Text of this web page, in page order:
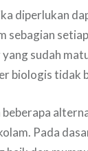
diperlukan
sebagian
sudah
biologis tidak
Pada